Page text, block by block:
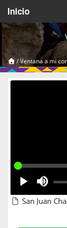
Inicio
Acerca de
Videos Temáticos
/Ventana a mi
San Juan